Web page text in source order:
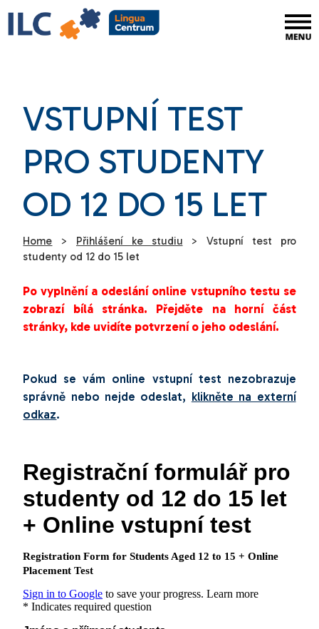
VSTUPNÍ TEST
PRO STUDENTY
OD 12 DO 15 LET
Home > Přihlášení ke studiu >
Vstupní test pro
studenty od 12 do 15 let
Po vyplnění a odeslání online vstupního testu se
zobrazí bílá stránka. Přejděte na horní část
stránky, kde uvidíte potvrzení o jeho odeslání.
Pokud se vám online vstupní test nezobrazuje
správně nebo nejde odeslat, klikněte na externí
odkaz.